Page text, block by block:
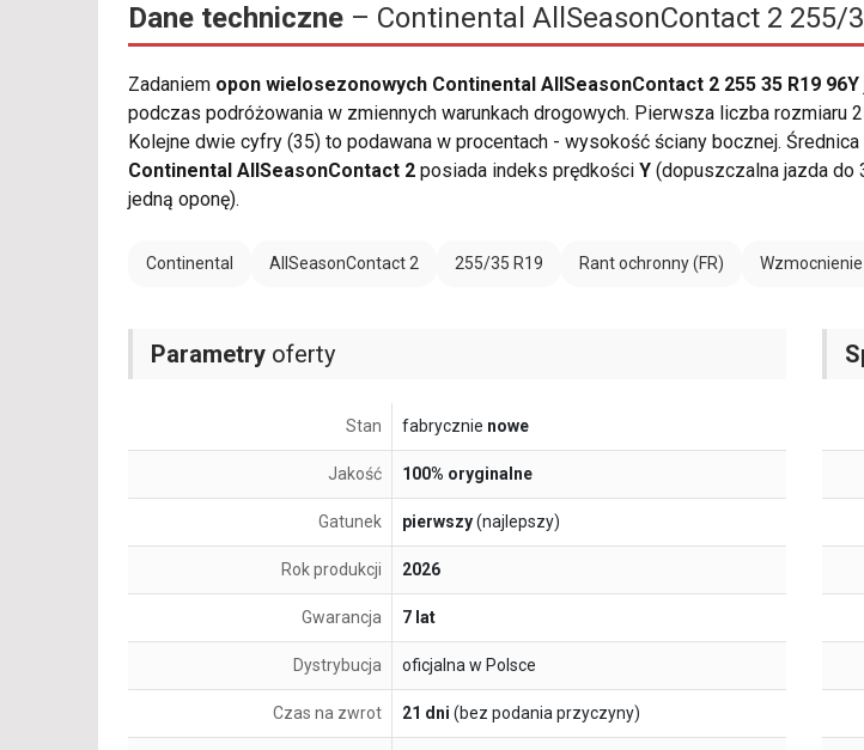
Dane techniczne – Continental AllSeasonContact 2 255/
Zadaniem opon wielosezonowych Continental AllSeasonContact 2 255 35 R19 96Y
podczas podróżowania w zmiennych warunkach drogowych. Pierwsza liczba
Kolejne dwie cyfry (35) to podawana w procentach - wysokość ściany bocznej.
Continental AllSeasonContact 2 posiada indeks prędkości Y (dopuszczalna jazda do
jedną oponę).
Continental AllSeasonContact 2 255/35 R19 Rant ochronny (FR) Wzmocnienie
Parametry oferty
Stan fabrycznie nowe
Jakość 100% oryginalne
Gatunek pierwszy(najlepszy)
Rok produkcji 2026
Gwarancja 7 lat
Dystrybucja oficjalna w Polsce
Czas na zwrot 21 dni (bez podania przyczyny)